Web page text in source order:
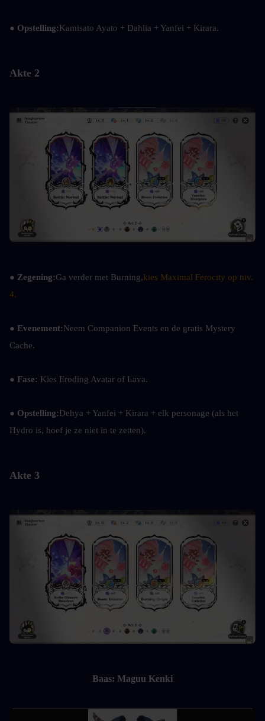
● Opstelling:Kamisato Ayato + Dahlia + Yanfei + Kirara.
Akte 2
● Zegening:Ga verder met Burning,kies Maximal Ferocity op niv.
4.
● Evenement:Neem Companion Events en de gratis Mystery
Cache.
● Fase: Kies Eroding Avatar of Lava.
● Opstelling:Dehya + Yanfei + Kirara + elk personage (als het
Hydro is, hoef je ze niet in te zetten).
Akte 3
Baas: Maguu Kenki